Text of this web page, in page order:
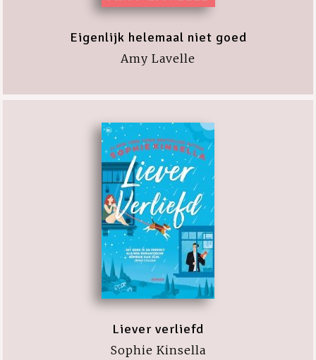
Eigenlijk helemaal niet goed
Amy Lavelle
Liever verliefd
Sophie Kinsella